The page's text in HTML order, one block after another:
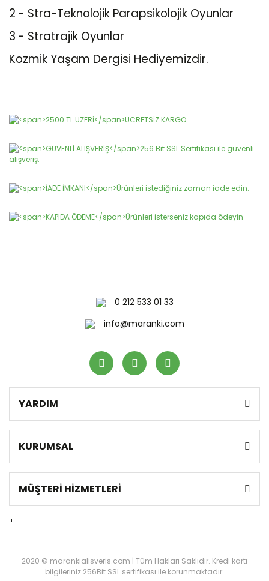
2 - Stra-Teknolojik Parapsikolojik Oyunlar
3 - Stratrajik Oyunlar
Kozmik Yaşam Dergisi Hediyemizdir.
Bu ürüne ilk yorumu siz yapın!
konularda yetersiz gördüğünüz noktaları öneri formunu
kullanarak tarafımıza iletebilirsiniz.
Ürün açıklamasında eksik bilgiler bulunuyor.
Ürün fiyatı diğer sitelerden daha pahalı.
0 212 533 01 33
info@maranki.com
YARDIM
KURUMSAL
MÜŞTERİ HİZMETLERİ
+
2020 © marankialisveris.com | Tüm Hakları Saklıdır. Kredi kartı
bilgileriniz 256Bit SSL sertifikası ile korunmaktadır.